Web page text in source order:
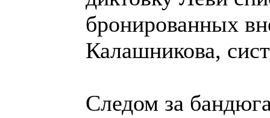
бронированных
Калашникова,
Следом за